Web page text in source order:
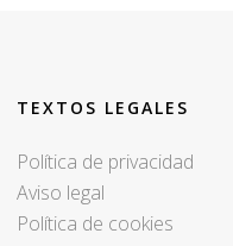
TEXTOS LEGALES
Política de privacidad
Aviso legal
Política de cookies